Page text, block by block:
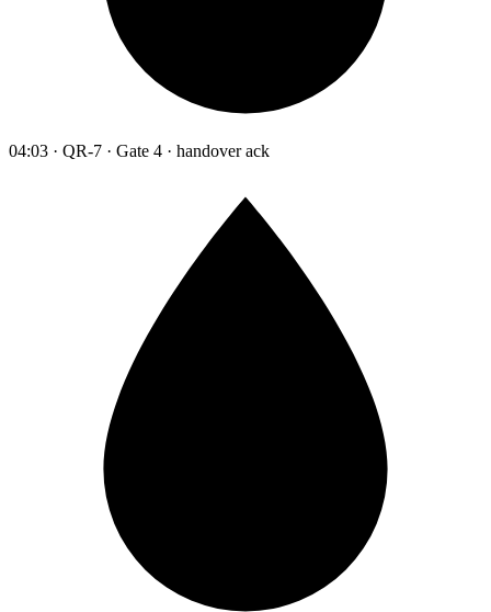
04:03 · QR-7 · Gate 4 · handover ack